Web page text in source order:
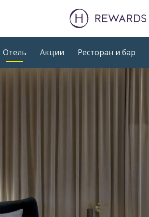
Отель Акции Ресторан и бар